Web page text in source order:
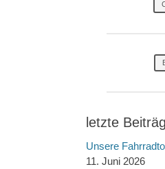
letzte
Unsere
11. Juni 2026